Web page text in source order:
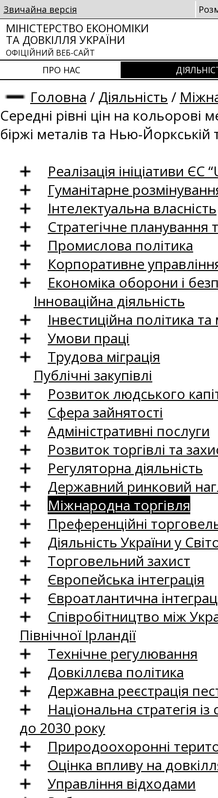
Звичайна версія
МІНІСТЕРСТВО ЕКОНОМІКИ
ТА ДОВКІЛЛЯ УКРАЇНИ
ОФІЦІЙНИЙ ВЕБ-САЙТ
ПРО НАС
Головна / Діяльність /
Середні рівні цін на кольорові
біржі металів та Нью-Йоркській
Реалізація ініціативи ЄС
Гуманітарне
Інтелектуальна власність
Стратегічне
Промислова політика
Корпоративне
Економіка оборони і
Інноваційна діяльність
Інвестиційна політика
Умови праці
Трудова міграція
Публічні закупівлі
Розвиток людського
Сфера зайнятості
Адміністративні послуги
Розвиток торгівлі та
Регуляторна діяльність
Державний ринковий
Міжнародна торгівля
Преференційні
Діяльність України у
Торговельний захист
Європейська інтеграція
Євроатлантична
Співробітництво між
Північної Ірландії
Технічне регулювання
Довкіллєва політика
Державна реєстрація
Національна стратегія
до 2030 року
Природоохоронні
Оцінка впливу на
Управління відходами